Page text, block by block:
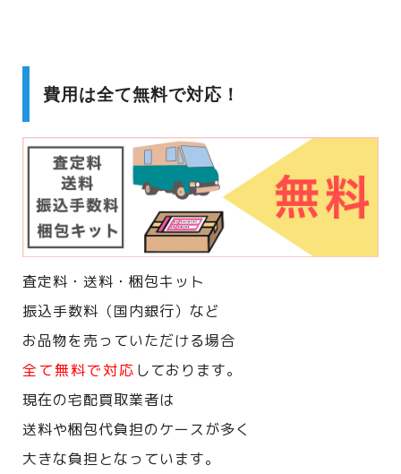
費用は全て無料で対応！
査定料・送料・梱包キット
振込手数料（国内銀行）など
お品物を売っていただける場合
全て無料で対応 しております。
現在の宅配買取業者は
送料や梱包代負担のケースが多く
大きな負担となっています。